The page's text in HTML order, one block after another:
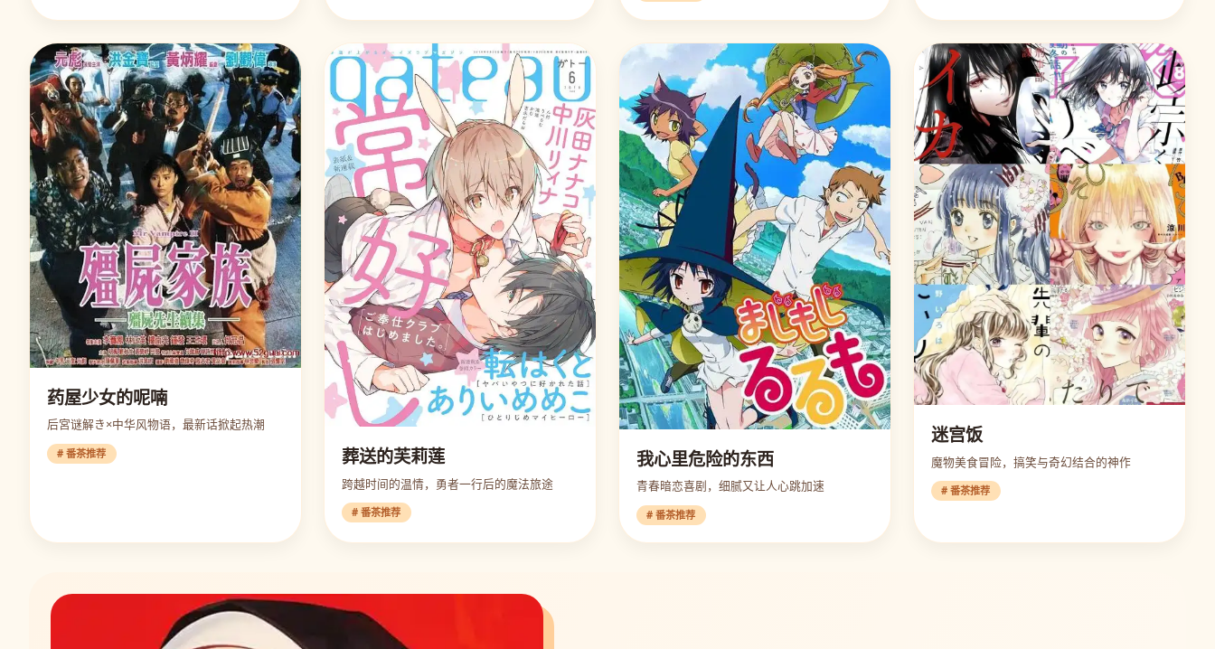
药屋少女的呢喃
后宮谜解き×中华风物语，最新话掀起热潮
# 番茶推荐 葬送的芙莉莲
跨越时间的温情，勇者一行后的魔法旅途
# 番茶推荐
我心里危险的东西
青春暗恋喜剧，细腻又让人心跳加速
# 番茶推荐
迷宫饭
魔物美食冒险，搞笑与奇幻结合的神作
# 番茶推荐